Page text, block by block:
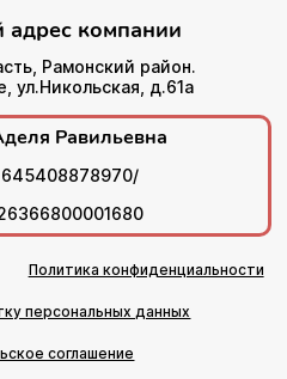
компании
Рамонский район.
ул.Никольская, д.61а
Равильевна
645408878970/
Политика конфиденциальности
персональных данных
соглашение